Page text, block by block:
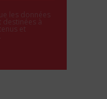
les données
à
et